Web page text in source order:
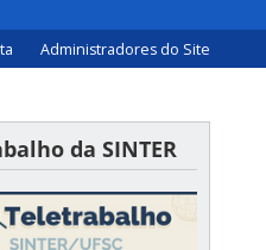
Administradores do Site
da SINTER